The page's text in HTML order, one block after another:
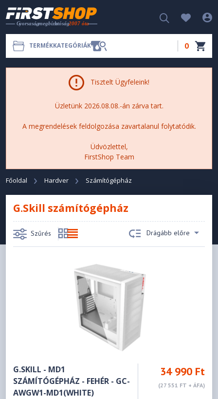
TERMÉKKATEGÓRIÁK 0
Tisztelt Ügyfeleink!
Üzletünk 2026.08.08.-án zárva tart.
A megrendelések feldolgozása zavartalanul folytatódik.
Üdvözlettel,
FirstShop Team
Főoldal Hardver Számítógépház
G.Skill számítógépház
Szűrés Drágább előre
G.SKILL - MD1
SZÁMÍTÓGÉPHÁZ - FEHÉR - GC-
AWGW1-MD1(WHITE)
34 990 Ft
(27 551 FT + ÁFA)